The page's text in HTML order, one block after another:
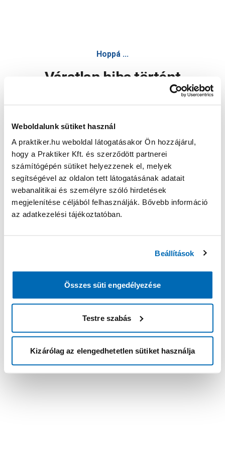
Weboldalunk sütiket használ
A praktiker.hu weboldal látogatásakor Ön hozzájárul,
hogy a Praktiker Kft. és szerződött partnerei
számítógépén sütiket helyezzenek el, melyek
segítségével az oldalon tett látogatásának adatait
webanalitikai és személyre szóló hirdetések
megjelenítése céljából felhasználják. Bővebb információ
az adatkezelési tájékoztatóban.
Beállítások
Összes süti engedélyezése
Testre szabás
Kizárólag az elengedhetetlen sütiket használja
Hoppá ...
Váratlan hiba történt
Oldal újratöltése